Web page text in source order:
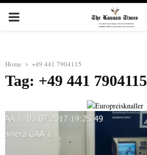
PRIMARY
Home +49 441 7904115
Tag: +49 441 7904115